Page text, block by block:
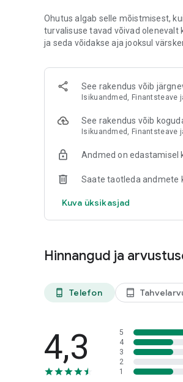
Ohutus algab selle mõistmisest,
turvalisuse tavad võivad olenevalt
ja seda võidakse aja jooksul
See rakendus võib
Isikuandmed, Finantsteave
See rakendus võib
Isikuandmed, Finantsteave
Andmed on edastamisel
Saate taotleda andmete
Kuva üksikasjad
Hinnangud ja
phone_android Telefon tablet_android
4,3
5
4
3
2
1